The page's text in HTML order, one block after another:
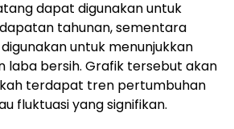
dapat digunakan untuk
tahunan, sementara
untuk menunjukkan
laba bersih. Grafik tersebut akan
terdapat tren pertumbuhan
fluktuasi yang signifikan.